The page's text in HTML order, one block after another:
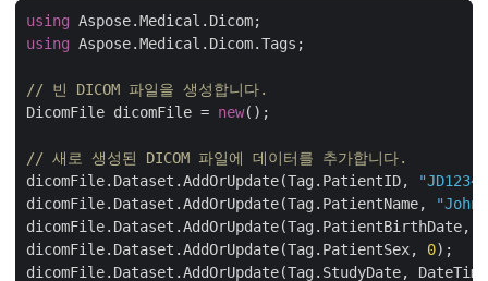
using
using
// 빈 DICOM 파일을 생성합니다.
DicomFile dicomFile = new
// 새로 생성된 DICOM 파일에 데이터를 추가합니다.
dicomFile.Dataset.AddOrUpdate(Tag.PatientID,
dicomFile.Dataset.AddOrUpdate(Tag.PatientName,
"John
dicomFile.Dataset.AddOrUpdate(Tag.PatientBirthDate,
dicomFile.Dataset.AddOrUpdate(Tag.PatientSex, 0